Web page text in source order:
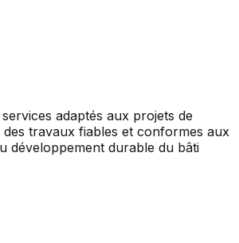
adaptés aux projets de
travaux fiables et conformes aux
développement durable du bâti